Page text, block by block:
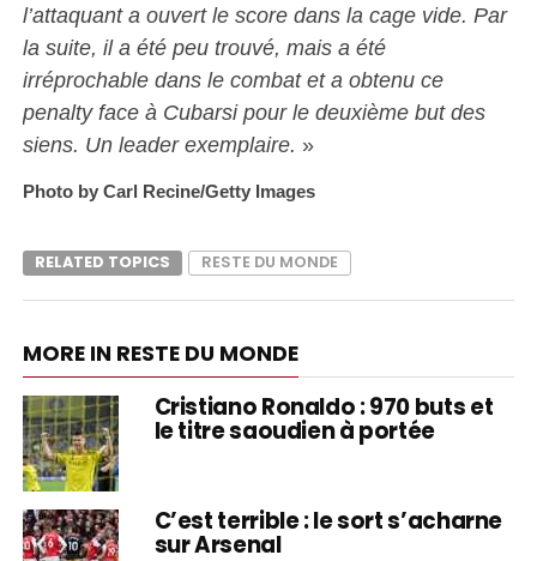
l’attaquant a ouvert le score dans la cage vide. Par
la suite, il a été peu trouvé, mais a été
irréprochable dans le combat et a obtenu ce
penalty face à Cubarsi pour le deuxième but des
siens. Un leader exemplaire. »
Photo by Carl Recine/Getty Images
RELATED TOPICS RESTE DU MONDE
MORE IN RESTE DU MONDE
Cristiano Ronaldo : 970 buts et
le titre saoudien à portée
C’est terrible : le sort s’acharne
sur Arsenal